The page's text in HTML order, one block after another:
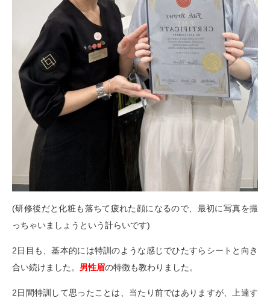
(研修後だと化粧も落ちて疲れた顔になるので、最初に写真を撮
っちゃいましょうという計らいです)
2日目も、基本的には特訓のような感じでひたすらシートと向き
合い続けました。 男性眉の特徴も教わりました。
2日間特訓して思ったことは、当たり前ではありますが、上達す